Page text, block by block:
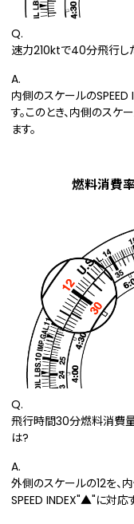
Q.
速力210ktで40分飛行し
A.
内側のスケールの
す。このとき、内側のス
ます。
燃料消費
Q.
飛行時間30分燃料消費
は?
A.
外側のスケールの12を、
SPEED INDEX"▲"に対